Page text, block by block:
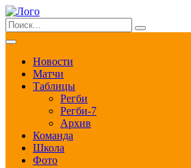
Новости
Матчи
Таблицы
Регби
Регби-7
Архив
Команда
Школа
Фото